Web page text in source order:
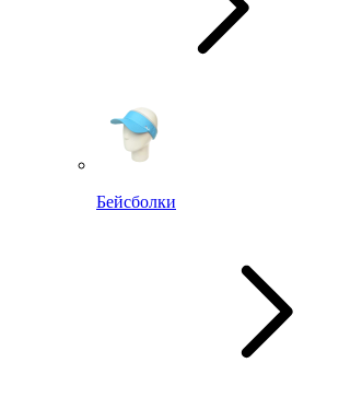
Бейсболки